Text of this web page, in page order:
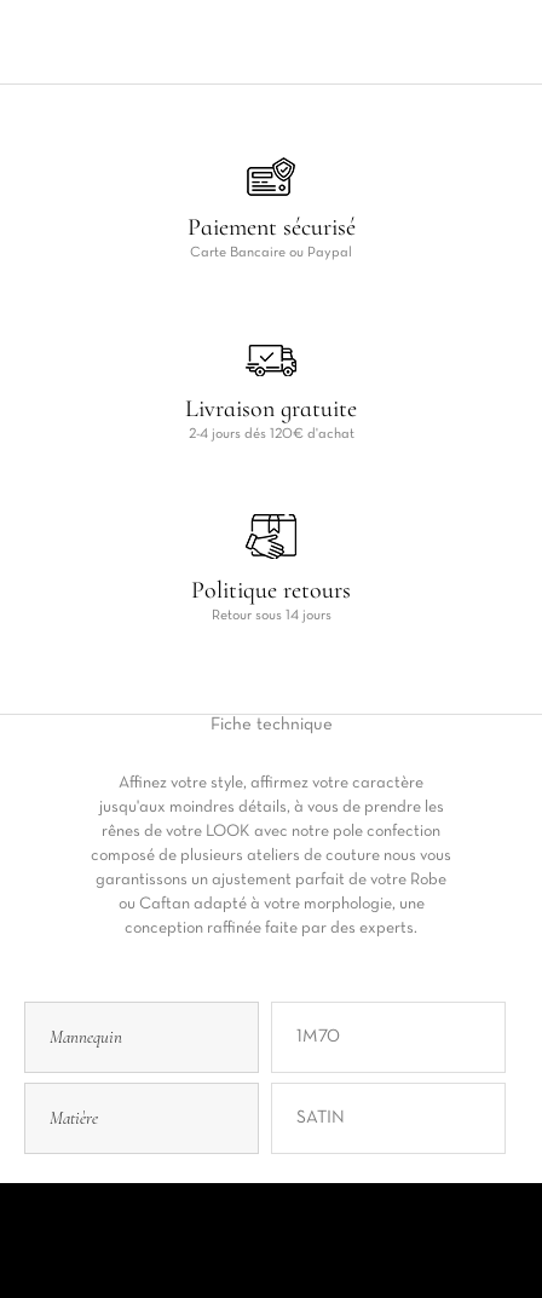
Paiement sécurisé
Carte Bancaire ou Paypal
Livraison gratuite
2-4 jours dés 120€ d'achat
Politique retours
Retour sous 14 jours
Fiche technique
Affinez votre style, affirmez votre caractère
jusqu'aux moindres détails, à vous de prendre les
rênes de votre LOOK avec notre pole confection
composé de plusieurs ateliers de couture nous vous
garantissons un ajustement parfait de votre Robe
ou Caftan adapté à votre morphologie, une
conception raffinée faite par des experts.
Mannequin 1M70
Matière SATIN